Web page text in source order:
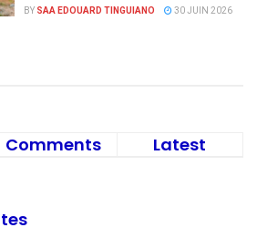
BY SAA EDOUARD TINGUIANO 30 JUIN 2026
Comments Latest